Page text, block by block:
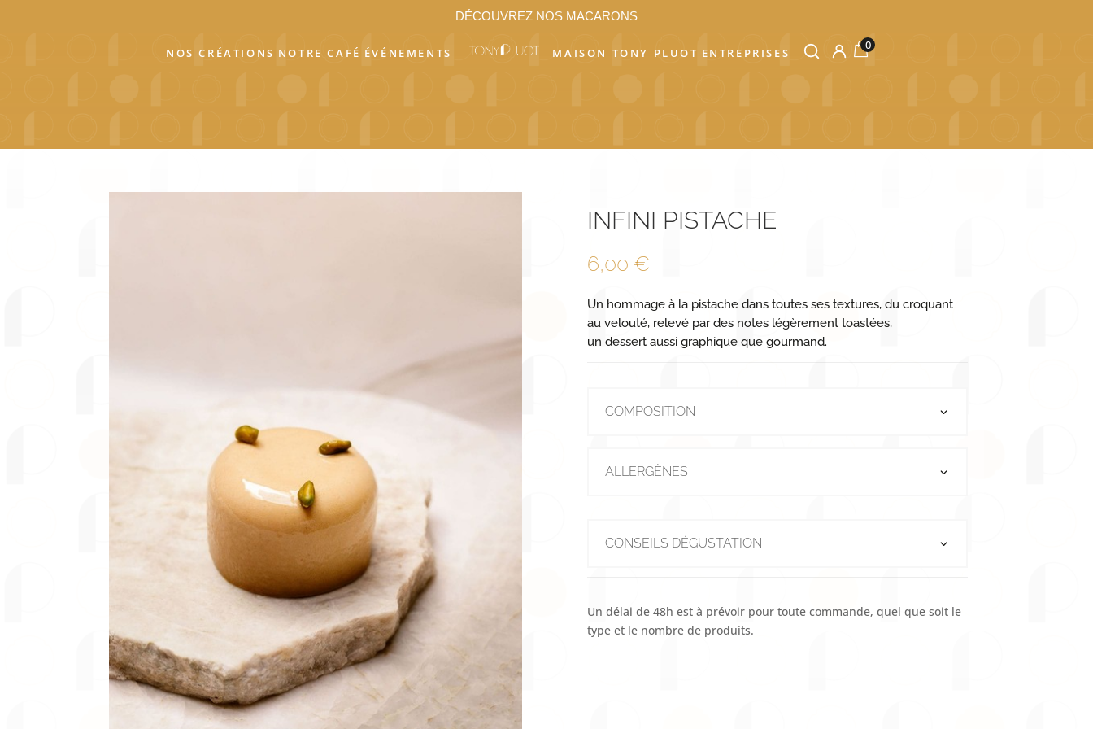
DÉCOUVREZ NOS MACARONS
NOS CRÉATIONS NOTRE CAFÉ ÉVÉNEMENTS MAISON TONY PLUOT ENTREPRISES
0
INFINI PISTACHE
6,00 €
Un hommage à la pistache dans toutes ses textures, du croquant
au velouté, relevé par des notes légèrement toastées,
un dessert aussi graphique que gourmand.
COMPOSITION
ALLERGÈNES
CONSEILS DÉGUSTATION
Un délai de 48h est à prévoir pour toute commande, quel que soit le
type et le nombre de produits.